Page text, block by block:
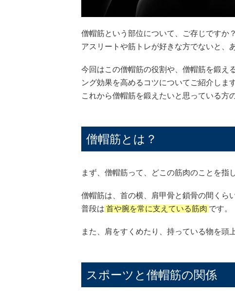
僧帽筋という部位について、ご存じですか？
アスリートや筋トレが好きな方でないと、
今回はこの僧帽筋の役割や、僧帽筋を鍛え
ング効果を高めるコツについてご紹介します
これから僧帽筋を鍛えたいと思っている方
僧帽筋とは？
まず、僧帽筋って、どこの筋肉のことを指
僧帽筋は、首の横、肩甲骨と鎖骨の間くら
普段は 首や腕を常に支えている筋肉 です。
また、肩をすくめたり、持っている物を頭
スポーツと僧帽筋の関係